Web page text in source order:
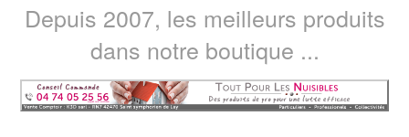
Depuis 2007, les meilleurs produits
dans notre boutique ...